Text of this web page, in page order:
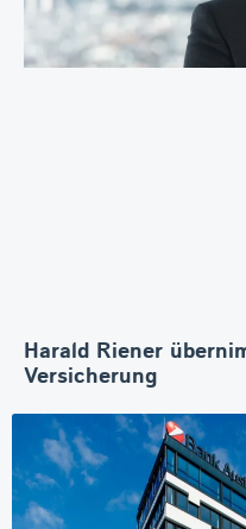
Harald Riener
Versicherung